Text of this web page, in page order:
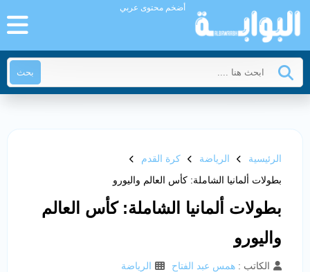
أضخم محتوى عربي
بحث
الرئيسية الرياضة
كرة القدم
بطولات ألمانيا الشاملة: كأس العالم واليورو
بطولات ألمانيا الشاملة: كأس العالم
واليورو
الكاتب : همس عبد الفتاح
الرياضة